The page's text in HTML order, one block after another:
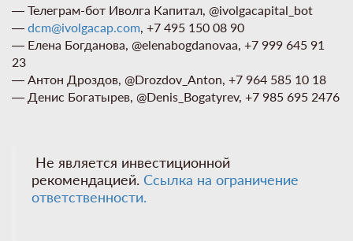
— Телеграм-бот Иволга Капитал, @ivolgacapital_bot
— dcm@ivolgacap.com, +7 495 150 08 90
— Елена Богданова, @elenabogdanovaa, +7 999 645 91
23
— Антон Дроздов, @Drozdov_Anton, +7 964 585 10 18
— Денис Богатырев, @Denis_Bogatyrev, +7 985 695 2476
Не является инвестиционной
рекомендацией. Ссылка на ограничение
ответственности.